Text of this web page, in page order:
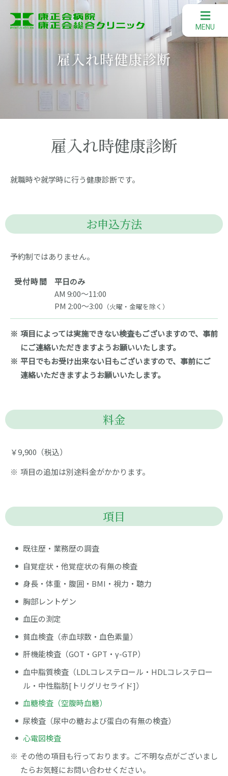
雇入れ時健康診断
雇入れ時健康診断
就職時や就学時に行う健康診断です。
お申込方法
予約制ではありません。
受付時間
平日のみ
AM 9:00～11:00
PM 2:00～3:00 （火曜・金曜を除く）
項目によっては実施できない検査もございますので、事前
にご連絡いただきますようお願いいたします。
平日でもお受け出来ない日もございますので、事前にご
連絡いただきますようお願いいたします。
料金
￥9,900（税込）
項目の追加は別途料金がかかります。
項目
既往歴・業務歴の調査
自覚症状・他覚症状の有無の検査
身長・体重・腹囲・BMI・視力・聴力
胸部レントゲン
血圧の測定
貧血検査（赤血球数・血色素量）
肝機能検査（GOT・GPT・γ-GTP）
血中脂質検査（LDLコレステロール・HDLコレステロー
ル・中性脂肪[トリグリセライド]）
血糖検査（空腹時血糖）
尿検査（尿中の糖および蛋白の有無の検査）
心電図検査
その他の項目も行っております。ご不明な点がございまし
たらお気軽にお問い合わせください。